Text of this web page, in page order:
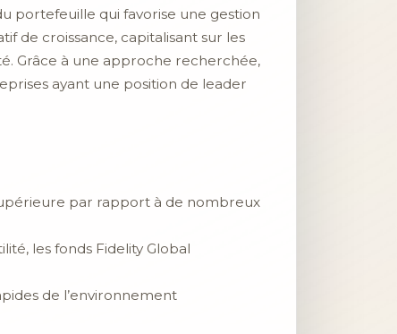
portefeuille qui favorise une gestion
de croissance, capitalisant sur les
Grâce à une approche recherchée,
ayant une position de leader
par rapport à de nombreux
les fonds Fidelity Global
de l’environnement